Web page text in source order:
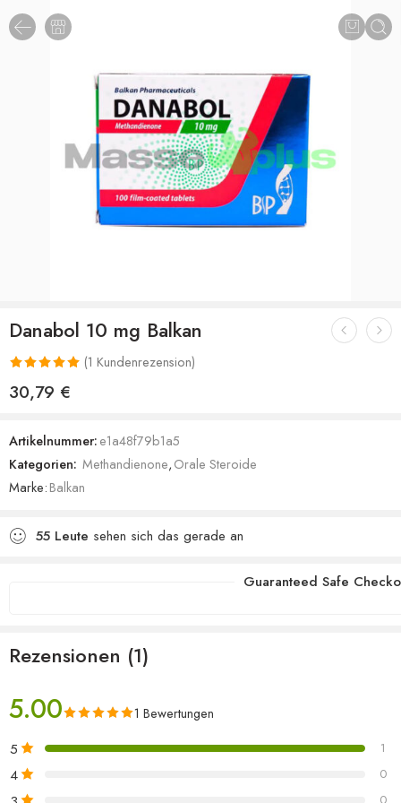
Danabol 10 mg Balkan
Bewertet mit
5.00
auf
1
Kundenbewertung
(1 Kundenrezension)
30,79 €
Artikelnummer:e1a48f79b1a5
Kategorien: Methandienone,Orale Steroide
Marke:Balkan
55 Leute sehen sich das gerade an
Guaranteed Safe
Rezensionen (1)
5.00 1 Bewertungen
5 1
4 0